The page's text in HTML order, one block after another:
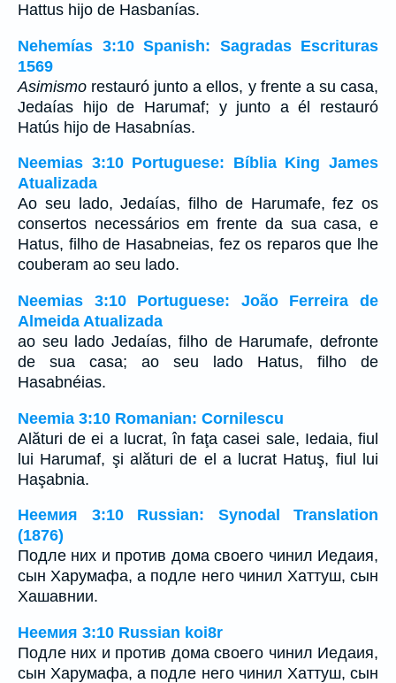
Hattus hijo de Hasbanías.
Nehemías 3:10 Spanish: Sagradas Escrituras
1569
Asimismo restauró junto a ellos, y frente a su casa,
Jedaías hijo de Harumaf; y junto a él restauró
Hatús hijo de Hasabnías.
Neemias 3:10 Portuguese: Bíblia King James
Atualizada
Ao seu lado, Jedaías, filho de Harumafe, fez os
consertos necessários em frente da sua casa, e
Hatus, filho de Hasabneias, fez os reparos que lhe
couberam ao seu lado.
Neemias 3:10 Portuguese: João Ferreira de
Almeida Atualizada
ao seu lado Jedaías, filho de Harumafe, defronte
de sua casa; ao seu lado Hatus, filho de
Hasabnéias.
Neemia 3:10 Romanian: Cornilescu
Alături de ei a lucrat, în faţa casei sale, Iedaia, fiul
lui Harumaf, şi alături de el a lucrat Hatuş, fiul lui
Haşabnia.
Неемия 3:10 Russian: Synodal Translation
(1876)
Подле них и против дома своего чинил Иедаия,
сын Харумафа, а подле него чинил Хаттуш, сын
Хашавнии.
Неемия 3:10 Russian koi8r
Подле них и против дома своего чинил Иедаия,
сын Харумафа, а подле него чинил Хаттуш, сын